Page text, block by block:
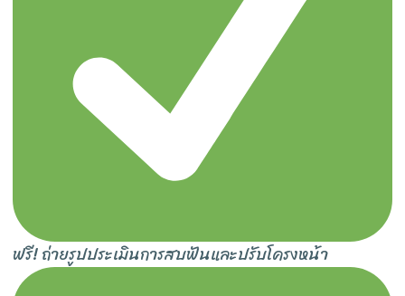
ฟรี! ถ่ายรูปประเมินการสบฟันและปรับโครงหน้า